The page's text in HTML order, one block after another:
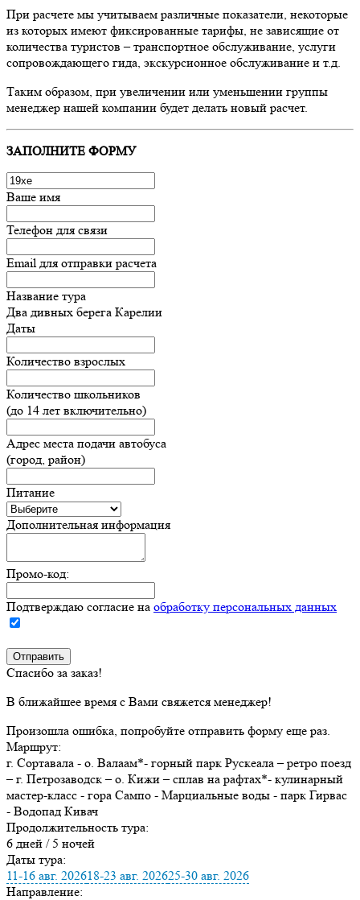
При расчете мы учитываем различные показатели, некоторые
из которых имеют фиксированные тарифы, не зависящие от
количества туристов – транспортное обслуживание, услуги
сопровождающего гида, экскурсионное обслуживание и т.д.
Таким образом, при увеличении или уменьшении группы
менеджер нашей компании будет делать новый расчет.
ЗАПОЛНИТЕ ФОРМУ
Ваше имя
Телефон для связи
Email для отправки расчета
Название тура
Два дивных берега Карелии
Даты
Количество взрослых
Количество школьников
(до 14 лет включительно)
Адрес места подачи автобуса
(город, район)
Питание
Дополнительная информация
Промо-код:
Подтверждаю согласие на обработку персональных данных
Спасибо за заказ!
В ближайшее время с Вами свяжется менеджер!
Произошла ошибка, попробуйте отправить форму еще раз.
Маршрут:
г. Сортавала - о. Валаам*- горный парк Рускеала – ретро поезд
– г. Петрозаводск – о. Кижи – сплав на рафтах*- кулинарный
мастер-класс - гора Сампо - Марциальные воды - парк Гирвас
- Водопад Кивач
Продолжительность тура:
6 дней / 5 ночей
Даты тура:
11-16 авг. 202618-23 авг. 202625-30 авг. 2026
Направление: